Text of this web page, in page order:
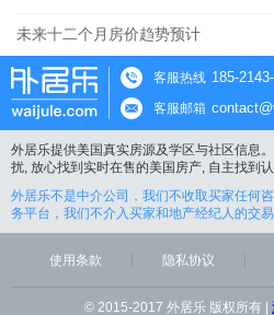
未来十二个月房价趋势预计
客服热线 185-
客服邮箱
外居乐提供美国真实房源及学区与社区信息
扰, 放心找到实时在售的美国房产, 自主找到认
外居乐不是中介公司，我们不收取买家任何
务平台，我们不介入买家和地产经纪人的交易
使用条款 隐私协议
© 2015-2017 外居乐 版权所有 |